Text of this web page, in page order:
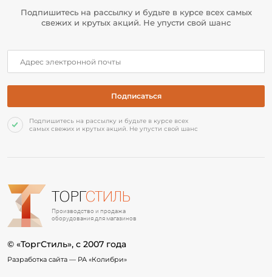
Подпишитесь на рассылку и будьте в курсе всех самых
свежих и крутых акций. Не упусти свой шанс
Подпишитесь на рассылку и будьте в курсе всех
самых свежих и крутых акций. Не упусти свой шанс
ТОРГСТИЛЬ
Производство и продажа
оборудования для магазинов
© «ТоргСтиль», c 2007 года
Разработка сайта — РА «Колибри»